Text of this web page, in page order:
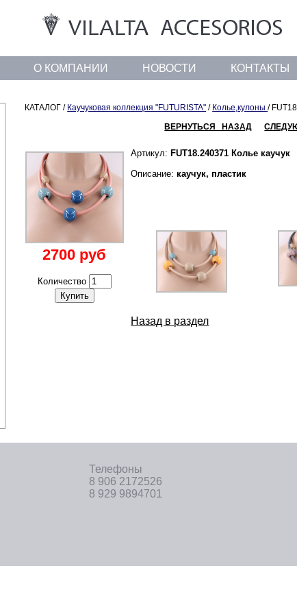
О КОМПАНИИ НОВОСТИ КОНТАКТЫ
КАТАЛОГ / Каучуковая коллекция "FUTURISTA" / Колье,кулоны/
ВЕРНУТЬСЯ НАЗАД
2700 руб
Количество
Купить
Артикул: FUT18.240371 Колье каучук
Описание:каучук, пластик
Назад в раздел
Телефоны
8 906 2172526
8 929 9894701